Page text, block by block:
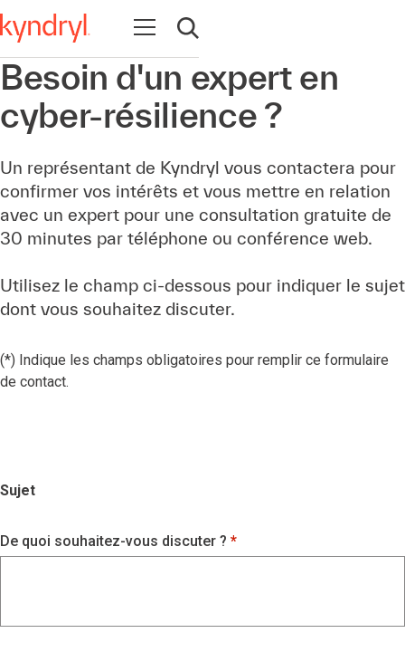
Ouvrir la navigation
Ouvrir la recherche
Besoin d'un expert en
cyber-résilience ?
Un représentant de Kyndryl vous contactera pour
confirmer vos intérêts et vous mettre en relation
avec un expert pour une consultation gratuite de
30 minutes par téléphone ou conférence web.
Utilisez le champ ci-dessous pour indiquer le sujet
dont vous souhaitez discuter.
(*) Indique les champs obligatoires pour remplir ce formulaire
de contact.
Sujet
De quoi souhaitez-vous discuter ?